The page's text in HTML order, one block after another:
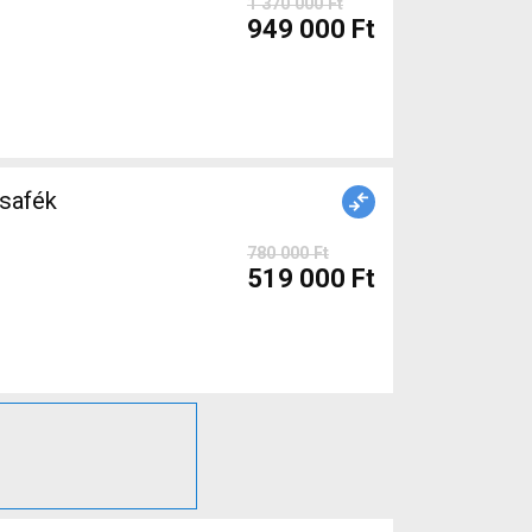
1 370 000 Ft
949 000 Ft
780 000 Ft
519 000 Ft